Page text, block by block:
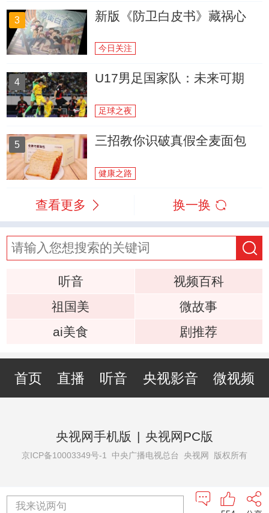
3 新版《防卫白皮书》藏祸心
今日关注
4 U17男足国家队：未来可期
足球之夜
5 三招教你识破真假全麦面包
健康之路
查看更多 换一换
听音
视频百科
祖国美
微故事
ai美食
剧推荐
首页 直播 听音 央视影音 微视频
央视网手机版 | 央视网PC版
京ICP备10003349号-1 中央广播电视总台 央视网 版权所有
我来说两句